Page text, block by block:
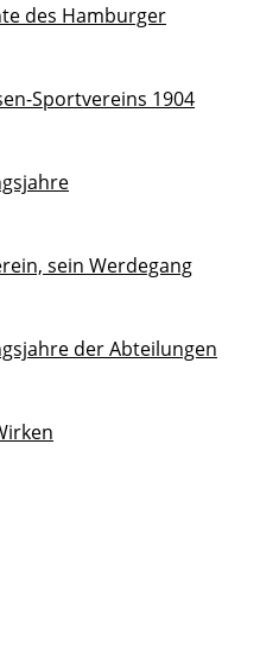
des Hamburger
Sportvereins 1904
sein Werdegang
der Abteilungen